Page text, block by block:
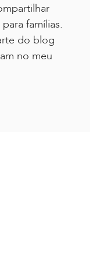
famílias.
do blog
no meu